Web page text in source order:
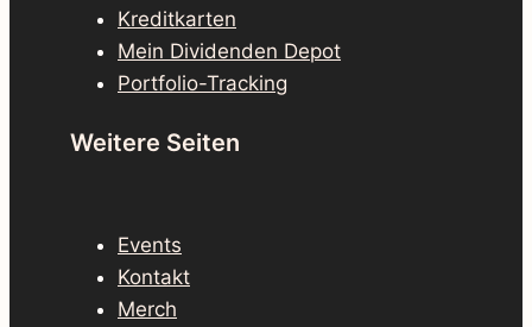
Kreditkarten
Mein Dividenden Depot
Portfolio-Tracking
Weitere Seiten
Events
Kontakt
Merch